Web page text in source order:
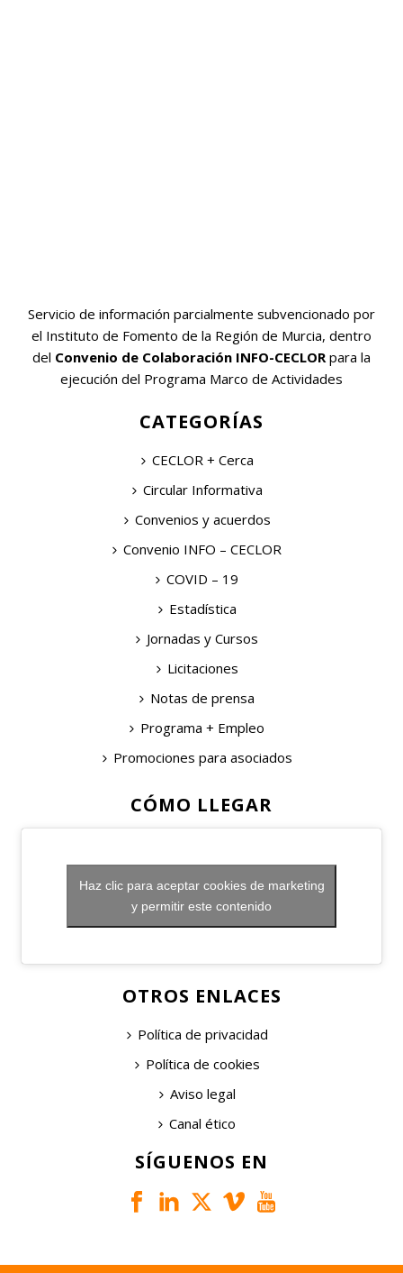
Servicio de información parcialmente subvencionado por
el Instituto de Fomento de la Región de Murcia, dentro
del Convenio de Colaboración INFO-CECLOR para la
ejecución del Programa Marco de Actividades
CATEGORÍAS
CECLOR + Cerca
Circular Informativa
Convenios y acuerdos
Convenio INFO – CECLOR
COVID – 19
Estadística
Jornadas y Cursos
Licitaciones
Notas de prensa
Programa + Empleo
Promociones para asociados
CÓMO LLEGAR
Haz clic para aceptar cookies de marketing
y permitir este contenido
OTROS ENLACES
Política de privacidad
Política de cookies
Aviso legal
Canal ético
SÍGUENOS EN